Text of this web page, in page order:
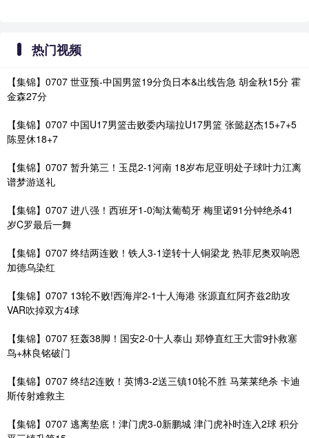
热门视频
【集锦】0707 世亚预-中国男篮19分负日本&出线告急 胡金秋15分 霍
金森27分
【集锦】0707 中国U17男篮击败委内瑞拉U17男篮 张懿赵杰15+7+5
陈昱休18+7
【集锦】0707 暂升第三！玉昆2-1河南 18岁布尼亚明处子球叶力江离
谱梦游送礼
【集锦】0707 进八强！西班牙1-0淘汰葡萄牙 梅里诺91分钟绝杀41
岁C罗最后一舞
【集锦】0707 终结两连败！铁人3-1逆转十人铜梁龙 热菲尼奥双响恩
加德乌染红
【集锦】0707 13轮不败!西海岸2-1十人海港 张源直红阿齐兹2助攻
VAR吹掉双方4球
【集锦】0707 狂轰38脚！国安2-0十人泰山 郑铮直红王大雷9扑救塞
鸟+林良铭破门
【集锦】0707 终结2连败！英博3-2送三镇10轮不胜 马莱莱绝杀 卡迪
斯传射难救主
【集锦】0707 逃离垫底！津门虎3-0新鹏城 津门虎补时连入2球 积分